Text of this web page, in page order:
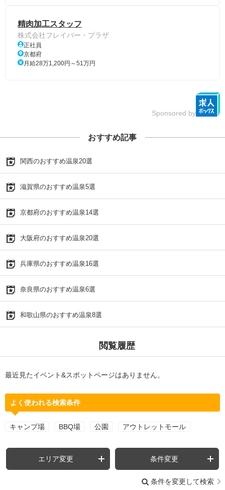
精肉加工スタッフ
株式会社フレイバー・プラザ
正社員
京都府
月給28万1,200円～51万円
Sponsored by
おすすめ記事
関西のおすすめ温泉20選
滋賀県のおすすめ温泉5選
京都府のおすすめ温泉14選
大阪府のおすすめ温泉20選
兵庫県のおすすめ温泉16選
奈良県のおすすめ温泉6選
和歌山県のおすすめ温泉8選
閲覧履歴
最近見たイベント&スポットページはありません。
よく使われる検索条件
キャンプ場 BBQ場 公園 アウトレットモール
エリア変更 条件変更
条件を変更して検索